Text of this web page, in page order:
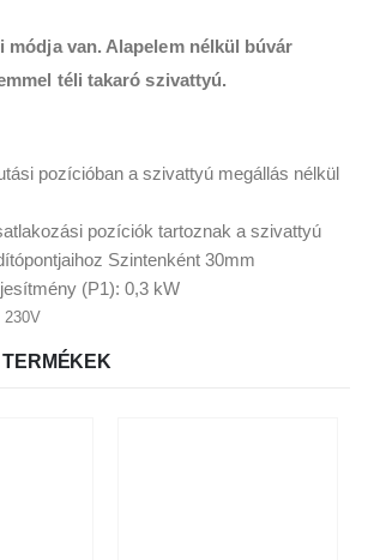
módja van. Alapelem nélkül búvár
téli takaró szivattyú.
pozícióban a szivattyú megállás nélkül
pozíciók tartoznak a szivattyú
Szintenként 30mm
(P1): 0,3 kW
230V